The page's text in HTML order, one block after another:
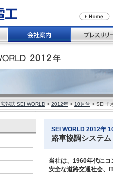
広報誌 SEI WORLD > 2012年 > 10月号 > SEI子
SEI WORLD 2012年
路車協調システム
当社は、1960年代に
安全な道路交通社会、